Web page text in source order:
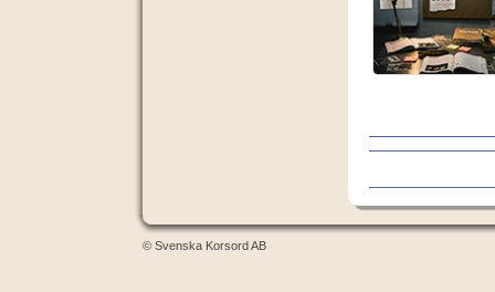
© Svenska Korsord AB